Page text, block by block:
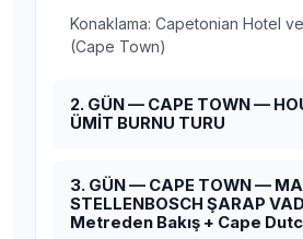
Konaklama: Capetonian Hotel
(Cape Town)
2. GÜN — CAPE TOWN —
ÜMİT BURNU TURU
3. GÜN — CAPE TOWN —
STELLENBOSCH ŞARAP
Metreden Bakış + Cape